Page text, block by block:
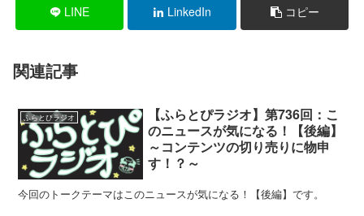
LINE LinkedIn コピー
関連記事
ふらとぴラジオ
【ふらとぴラジオ】第736回：こ
のニュースが気になる！【後編】
～コンテンツの切り売りに物申
す！？～
今回のトークテーマはこのニュースが気になる！【後編】です。